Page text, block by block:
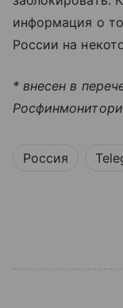
информация о
России на
* внесен в
Россия